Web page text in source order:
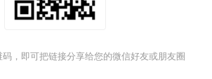
码，即可把链接分享给您的微信好友或朋友圈